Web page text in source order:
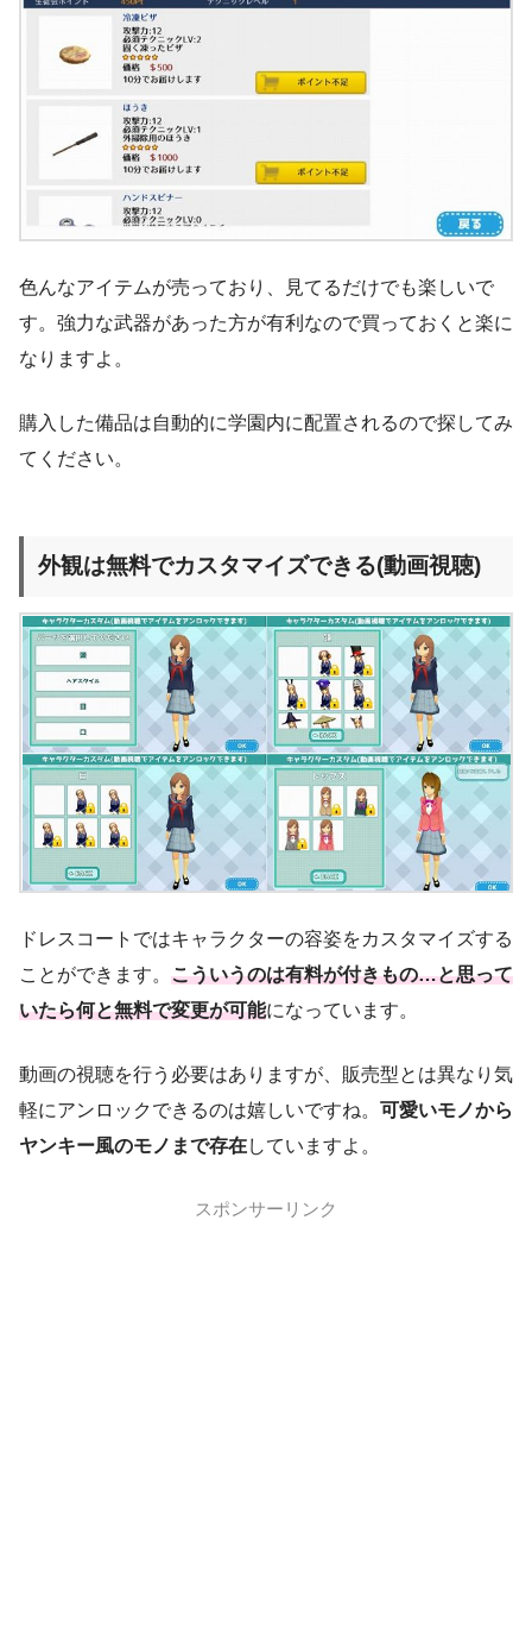
色んなアイテムが売っており、見てるだけでも楽しいで
す。強力な武器があった方が有利なので買っておくと楽に
なりますよ。
購入した備品は自動的に学園内に配置されるので探してみ
てください。
外観は無料でカスタマイズできる(動画視聴)
ドレスコートではキャラクターの容姿をカスタマイズする
ことができます。 こういうのは有料が付きもの…と思って
いたら何と無料で変更が可能になっています。
動画の視聴を行う必要はありますが、販売型とは異なり気
軽にアンロックできるのは嬉しいですね。 可愛いモノから
ヤンキー風のモノまで存在していますよ。
スポンサーリンク